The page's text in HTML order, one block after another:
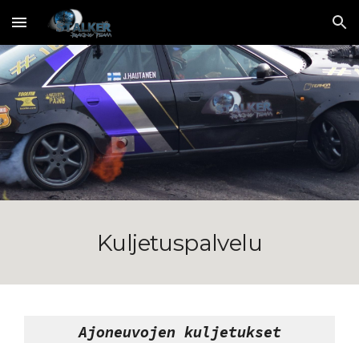
Skip to main content Skip to navigation
Kuljetuspalvelu
Ajoneuvojen kuljetukset